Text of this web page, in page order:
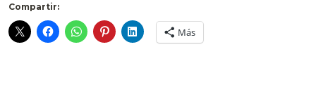
Compartir:
Más